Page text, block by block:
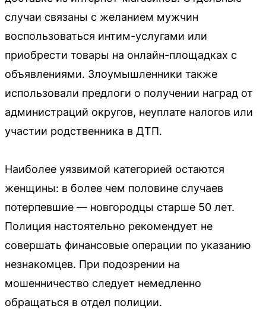
случаи связаны с желанием мужчин
воспользоваться интим-услугами или
приобрести товары на онлайн-площадках с
объявлениями. Злоумышленники также
использовали предлоги о получении наград от
администраций округов, неуплате налогов или
участии родственника в ДТП.
Наиболее уязвимой категорией остаются
женщины: в более чем половине случаев
потерпевшие — новгородцы старше 50 лет.
Полиция настоятельно рекомендует не
совершать финансовые операции по указанию
незнакомцев. При подозрении на
мошенничество следует немедленно
обращаться в отдел полиции.